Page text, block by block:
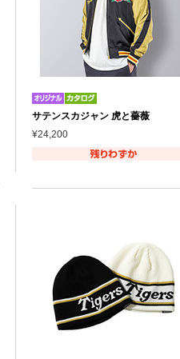
サテンスカジャン 虎と薔薇
¥24,200